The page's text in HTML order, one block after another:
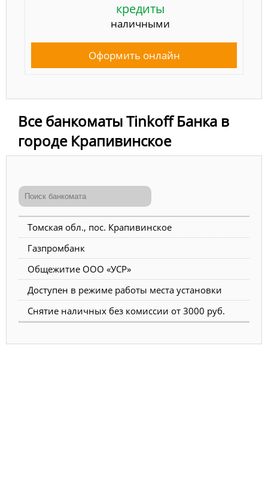
кредиты
наличными
Оформить онлайн
Все банкоматы Tinkoff Банка в
городе Крапивинское
Томская обл., пос. Крапивинское
Газпромбанк
Общежитие ООО «УСР»
Доступен в режиме работы места установки
Снятие наличных без комиссии от 3000 руб.